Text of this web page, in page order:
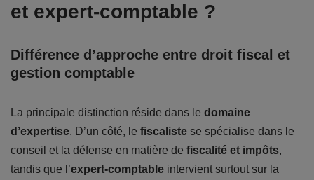
et expert-comptable ?
Différence d’approche entre droit fiscal et
gestion comptable
La principale distinction réside dans le domaine
d’expertise. D’un côté, le fiscaliste se spécialise dans le
conseil et la défense en matière de fiscalité et impôts,
tandis que l’expert-comptable intervient surtout sur la